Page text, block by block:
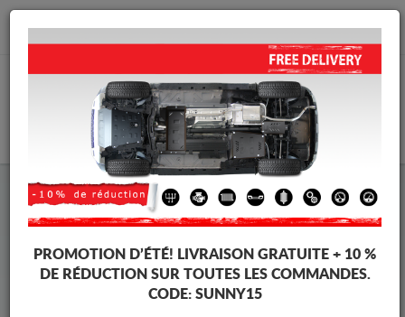
info@cachesousmoteur.fr
Cache Sous Moteur Kia Cache Sous Moteur Kia Sorento
Marques
PROMOTION D’ÉTÉ! LIVRAISON GRATUITE + 10 %
DE RÉDUCTION SUR TOUTES LES COMMANDES.
CODE: SUNNY15